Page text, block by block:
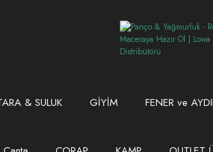
& SULUK GİYİM FENER ve